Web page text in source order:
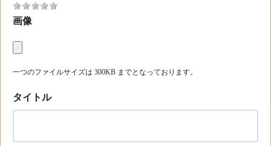
画像
一つのファイルサイズは 300KB までとなっております。
タイトル